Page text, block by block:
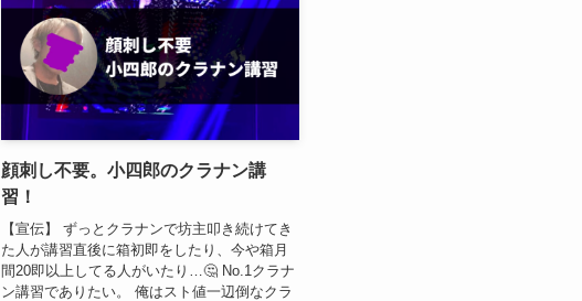
顔刺し不要。小四郎のクラナン講
習！
【宣伝】 ずっとクラナンで坊主叩き続けてき
た人が講習直後に箱初即をしたり、今や箱月
間20即以上してる人がいたり…🤔 No.1クラナ
ン講習でありたい。 俺はスト値一辺倒なクラ